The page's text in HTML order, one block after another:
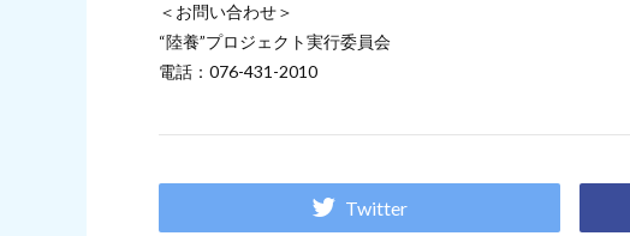
＜お問い合わせ＞
“陸養”プロジェクト実行委員会
電話：076-431-2010
Twitter